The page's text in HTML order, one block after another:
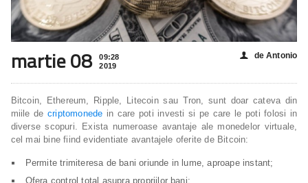
martie 08
09:28
2019
👤 de Antonio
Bitcoin, Ethereum, Ripple, Litecoin sau Tron, sunt doar cateva din
miile decriptomonede in care poti investi si pe care le poti folosi in
diverse scopuri. Exista numeroase avantaje ale monedelor virtuale,
cel mai bine fiind evidentiate avantajele oferite de Bitcoin:
Permite trimiteresa de bani oriunde in lume, aproape instant;
Ofera control total asupra propriilor bani;